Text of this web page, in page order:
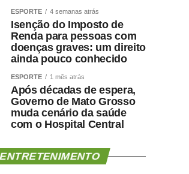
ESPORTE 4 semanas atrás
Isenção do Imposto de
Renda para pessoas com
doenças graves: um direito
ainda pouco conhecido
ESPORTE 1 mês atrás
Após décadas de espera,
Governo de Mato Grosso
muda cenário da saúde
com o Hospital Central
ENTRETENIMENTO